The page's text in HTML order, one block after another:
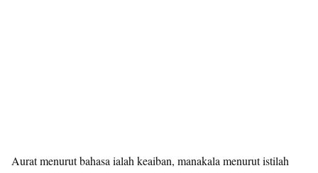
Aurat menurut bahasa ialah keaiban, manakala menurut istilah